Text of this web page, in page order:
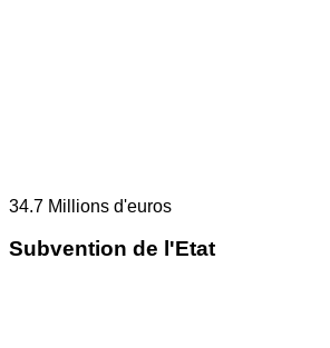
34.7 Millions d'euros
Subvention de l'Etat